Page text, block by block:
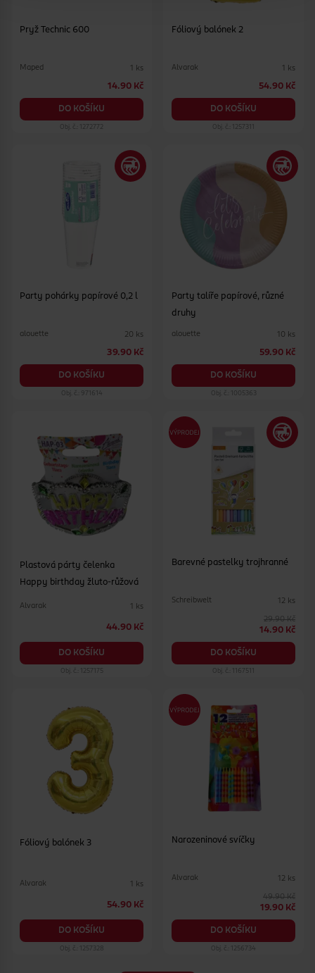
Pryž Technic 600
Maped 1 ks
14.90 Kč
DO KOŠÍKU
Obj. č.: 1272772
Fóliový balónek 2
Alvarak 1 ks
54.90 Kč
DO KOŠÍKU
Obj. č.: 1257311
Party pohárky papírové 0,2 l
alouette 20 ks
39.90 Kč
DO KOŠÍKU
Obj. č.: 971614
Party talíře papírové, různé
druhy
alouette 10 ks
59.90 Kč
DO KOŠÍKU
Plastová párty čelenka
Happy birthday žluto-růžová
Alvarak 1 ks
44.90 Kč
DO KOŠÍKU
Obj. č.: 1257175
Barevné pastelky trojhranné
Schreibwelt 12 ks
29.90 Kč
14.90 Kč
DO KOŠÍKU
Fóliový balónek 3
Alvarak 1 ks
54.90 Kč
DO KOŠÍKU
Obj. č.: 1257328
Narozeninové svíčky
Alvarak 12 ks
49.90 Kč
19.90 Kč
DO KOŠÍKU
Obj. č.: 1256734